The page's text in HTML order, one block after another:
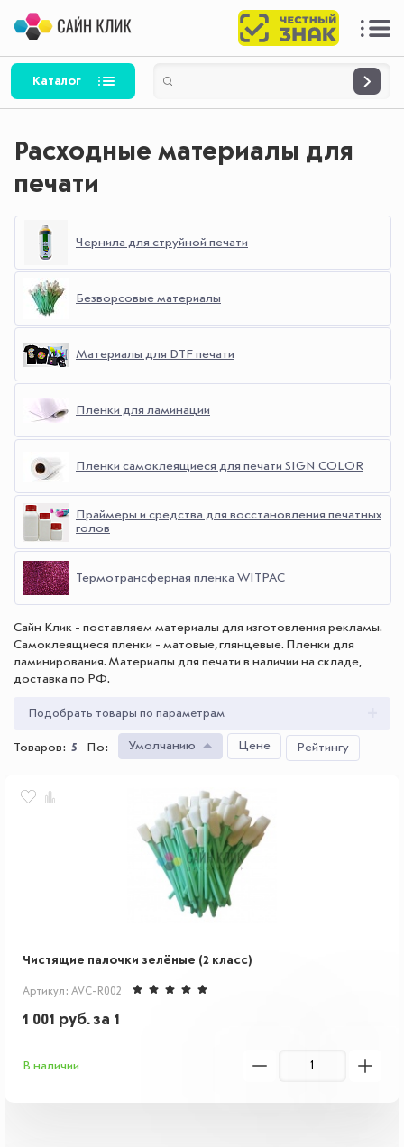
Каталог
Расходные материалы для
печати
Чернила для струйной печати
Безворсовые материалы
Материалы для DTF печати
Пленки для ламинации
Пленки самоклеящиеся для печати SIGN COLOR
Праймеры и средства для восстановления печатных
голов
Термотрансферная пленка WITPAC
Сайн Клик - поставляем материалы для изготовления рекламы.
Самоклеящиеся пленки - матовые, глянцевые. Пленки для
ламинирования. Материалы для печати в наличии на складе,
доставка по РФ.
Подобрать товары по параметрам
Товаров: 5 По: Умолчанию Цене Рейтингу
Чистящие палочки зелёные (2 класс)
Артикул: AVC-R002
1 001 руб.за 1
В наличии